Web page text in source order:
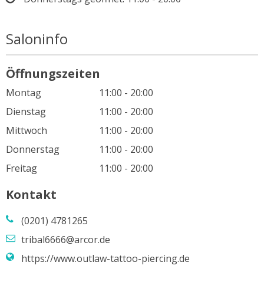
Saloninfo
Öffnungszeiten
Montag
11:00 - 20:00
Dienstag
11:00 - 20:00
Mittwoch
11:00 - 20:00
Donnerstag
11:00 - 20:00
Freitag
11:00 - 20:00
Kontakt
(0201) 4781265
tribal6666@arcor.de
https://www.outlaw-tattoo-piercing.de